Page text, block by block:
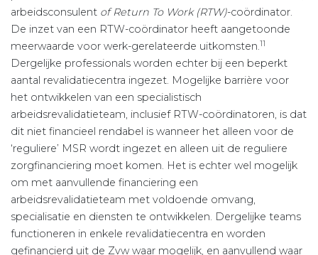
arbeidsconsulent of Return To Work (RTW)-coördinator.
De inzet van een RTW-coördinator heeft aangetoonde
meerwaarde voor werk-gerelateerde uitkomsten.11
Dergelijke professionals worden echter bij een beperkt
aantal revalidatiecentra ingezet. Mogelijke barrière voor
het ontwikkelen van een specialistisch
arbeidsrevalidatieteam, inclusief RTW-coördinatoren, is dat
dit niet financieel rendabel is wanneer het alleen voor de
‘reguliere’ MSR wordt ingezet en alleen uit de reguliere
zorgfinanciering moet komen. Het is echter wel mogelijk
om met aanvullende financiering een
arbeidsrevalidatieteam met voldoende omvang,
specialisatie en diensten te ontwikkelen. Dergelijke teams
functioneren in enkele revalidatiecentra en worden
gefinancierd uit de Zvw waar mogelijk, en aanvullend waar